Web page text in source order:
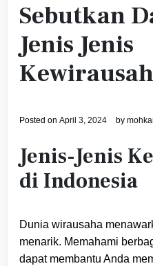
Sebutkan
Jenis Jenis
Posted on April 3, 2024 by
Jenis-Jenis
di Indonesia
Dunia wirausaha
menarik. Memahami
dapat membantu Anda